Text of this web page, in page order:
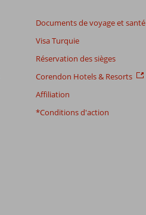
Documents de voyage et santé
Visa Turquie
Réservation des sièges
Corendon Hotels & Resorts
Affiliation
*Conditions d'action